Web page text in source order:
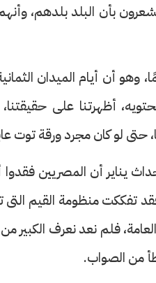
بأن البلد بلدهم،
وهو أن أيام الميدان
أظهرتنا على حقيقتنا،
حتى لو كان مجرد ورقة توت
يناير أن المصريين
تفككت منظومة القيم التى
فلم نعد نعرف الكبير
من الصواب.